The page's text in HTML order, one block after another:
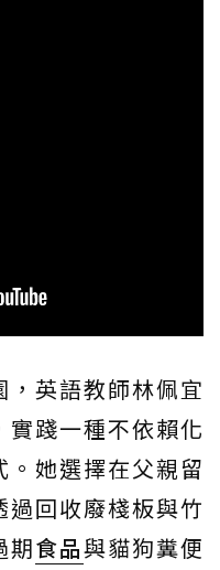
英語教師林佩宜
實踐一種不依賴化
。她選擇在父親留
回收廢棧板與竹
期食品與貓狗糞便